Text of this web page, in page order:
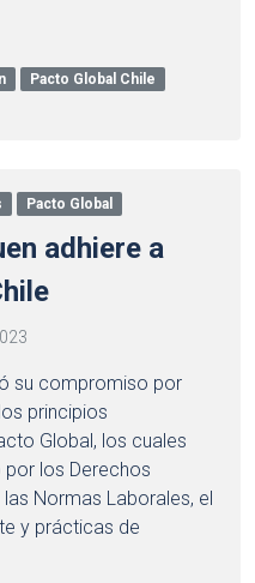
Pacto Global Chile
Pacto Global
adhiere a
su compromiso por
principios
Global, los cuales
los Derechos
Normas Laborales, el
y prácticas de